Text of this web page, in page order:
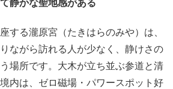
する瀧原宮（たきはらのみや）は、
ながら訪れる人が少なく、静けさの
場所です。大木が立ち並ぶ参道と清
内は、ゼロ磁場・パワースポット好